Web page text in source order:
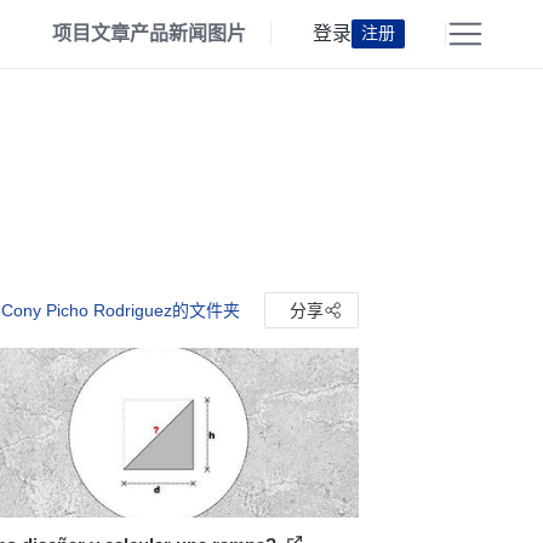
项目文章产品新闻 图片 登录 注册
Picho Rodriguez的文件夹 分享